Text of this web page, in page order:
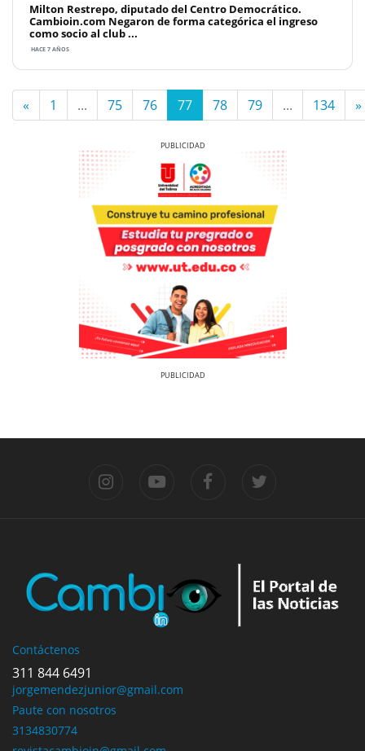
Milton Restrepo, diputado del Centro Democrático.
Cambioin.com Negaron de forma categórica el ingreso
como socio al club ...
HACE 7 AÑOS
« 1 ... 75 76 77 78 79 ... 134 »
Previous
Contáctenos
311 844 6491
jorgemendezjunior@gmail.com
Paute con nosotros
3134830774